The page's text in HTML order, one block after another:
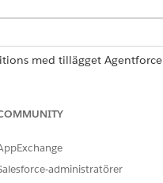
med tillägget
administratörer